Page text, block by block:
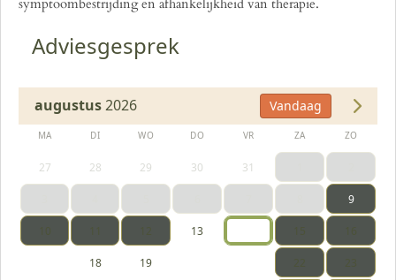
symptoombestrijding en afhankelijkheid van therapie.